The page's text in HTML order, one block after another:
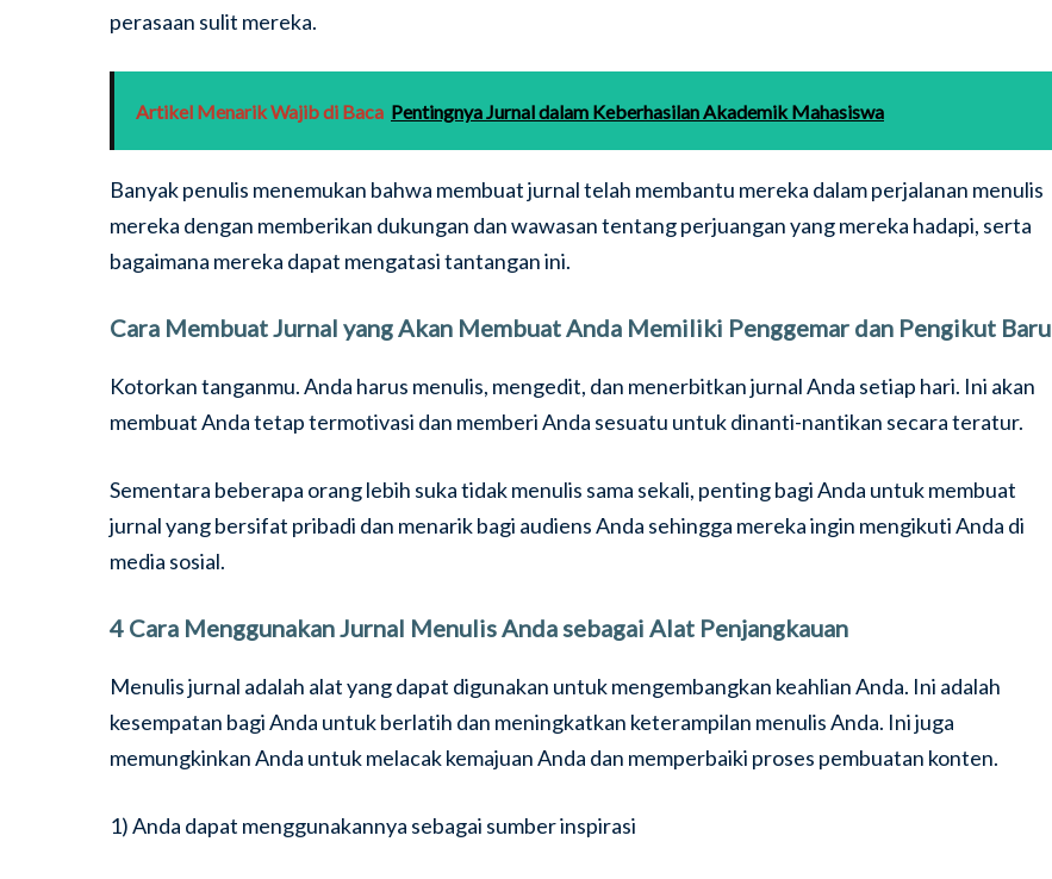
perasaan sulit mereka.
Artikel Menarik Wajib di Baca Pentingnya Jurnal dalam Keberhasilan Akademik Mahasiswa
Banyak penulis menemukan bahwa membuat jurnal telah membantu mereka dalam perjalanan menulis
mereka dengan memberikan dukungan dan wawasan tentang perjuangan yang mereka hadapi, serta
bagaimana mereka dapat mengatasi tantangan ini.
Cara Membuat Jurnal yang Akan Membuat Anda Memiliki Penggemar dan Pengikut Baru
Kotorkan tanganmu. Anda harus menulis, mengedit, dan menerbitkan jurnal Anda setiap hari. Ini akan
membuat Anda tetap termotivasi dan memberi Anda sesuatu untuk dinanti-nantikan secara teratur.
Sementara beberapa orang lebih suka tidak menulis sama sekali, penting bagi Anda untuk membuat
jurnal yang bersifat pribadi dan menarik bagi audiens Anda sehingga mereka ingin mengikuti Anda di
media sosial.
4 Cara Menggunakan Jurnal Menulis Anda sebagai Alat Penjangkauan
Menulis jurnal adalah alat yang dapat digunakan untuk mengembangkan keahlian Anda. Ini adalah
kesempatan bagi Anda untuk berlatih dan meningkatkan keterampilan menulis Anda. Ini juga
memungkinkan Anda untuk melacak kemajuan Anda dan memperbaiki proses pembuatan konten.
1) Anda dapat menggunakannya sebagai sumber inspirasi